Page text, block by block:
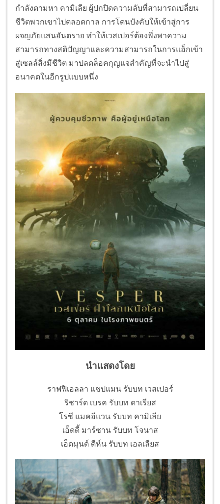
กำลังตามหา คามิเลีย ผู้ปกปิดความลับที่สามารถเปลี่ยน
ชีวิตพวกเขาไปตลอดกาล การโดนบังคับให้เข้าสู่การ
ผจญภัยแสนอันตราย ทำให้เวสเปอร์ต้องพึ่งพาความ
สามารถทางสติปัญญาและความสามารถในการแฮ็กเข้า
สู่เซลล์สิ่งมีชีวิต มาปลดล็อคกุญแจสำคัญที่จะนำไปสู่
อนาคตในอีกรูปแบบหนึ่ง
นำแสดงโดย
ราฟฟิเอลลา แชปแมน รับบท เวสเปอร์
ริชาร์ด เบรค รับบท ดาเรียส
โรซี แมคอีแวน รับบท คามิเลีย
เอ็ดดี้ มาร์ซาน รับบท โจนาส
เอ็ดมุนด์ ดีห์น รับบท เอลเลียส